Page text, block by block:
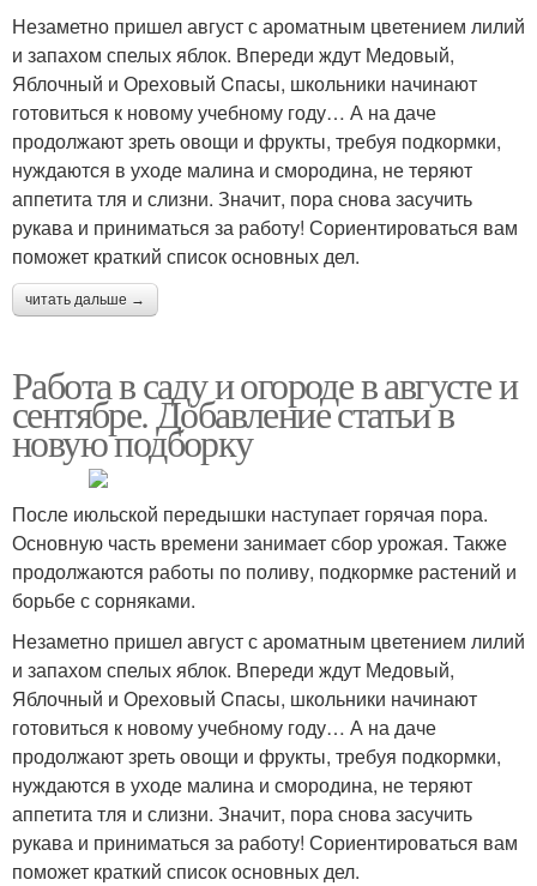
Незаметно пришел август с ароматным цветением лилий
и запахом спелых яблок. Впереди ждут Медовый,
Яблочный и Ореховый Cпасы, школьники начинают
готовиться к новому учебному году… А на даче
продолжают зреть овощи и фрукты, требуя подкормки,
нуждаются в уходе малина и смородина, не теряют
аппетита тля и слизни. Значит, пора снова засучить
рукава и приниматься за работу! Сориентироваться вам
поможет краткий список основных дел.
читать дальше →
Работа в саду и огороде в августе и
сентябре. Добавление статьи в
новую подборку
После июльской передышки наступает горячая пора.
Основную часть времени занимает сбор урожая. Также
продолжаются работы по поливу, подкормке растений и
борьбе с сорняками.
Незаметно пришел август с ароматным цветением лилий
и запахом спелых яблок. Впереди ждут Медовый,
Яблочный и Ореховый Cпасы, школьники начинают
готовиться к новому учебному году… А на даче
продолжают зреть овощи и фрукты, требуя подкормки,
нуждаются в уходе малина и смородина, не теряют
аппетита тля и слизни. Значит, пора снова засучить
рукава и приниматься за работу! Сориентироваться вам
поможет краткий список основных дел.